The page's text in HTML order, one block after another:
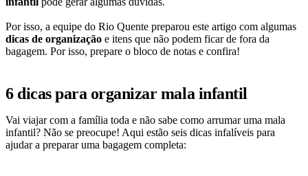
Por isso, a equipe do Rio Quente preparou este artigo com algumas
dicas de organização e itens que não podem ficar de fora da
bagagem. Por isso, prepare o bloco de notas e confira!
6 dicas para organizar mala infantil
Vai viajar com a família toda e não sabe como arrumar uma mala
infantil? Não se preocupe! Aqui estão seis dicas infalíveis para
ajudar a preparar uma bagagem completa: